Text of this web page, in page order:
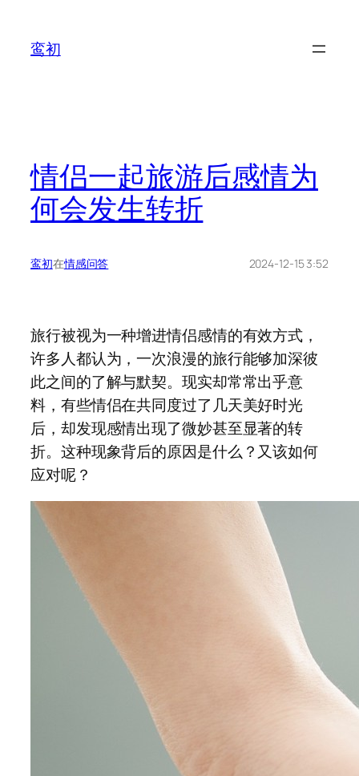
鸾初
情侣一起旅游后感情为
何会发生转折
鸾初在情感问答 2024-12-15 3:52
旅行被视为一种增进情侣感情的有效方式，
许多人都认为，一次浪漫的旅行能够加深彼
此之间的了解与默契。现实却常常出乎意
料，有些情侣在共同度过了几天美好时光
后，却发现感情出现了微妙甚至显著的转
折。这种现象背后的原因是什么？又该如何
应对呢？